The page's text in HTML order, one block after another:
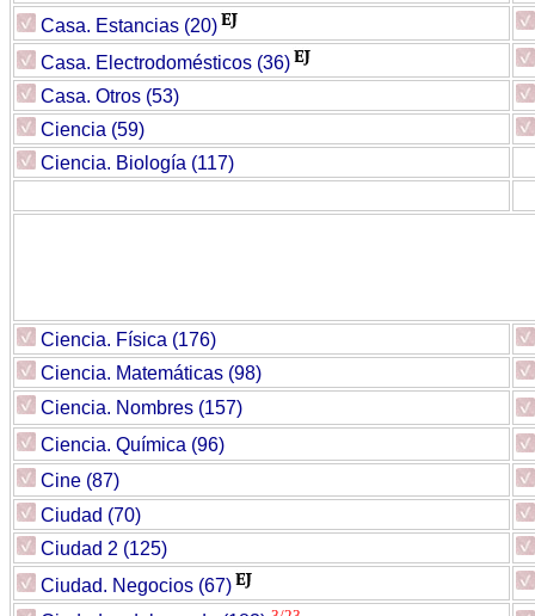
Casa. Estancias (20)
Casa. Electrodomésticos (36)
Casa. Otros (53)
Ciencia (59)
Ciencia. Biología (117)
Ciencia. Física (176)
Ciencia. Matemáticas (98)
Ciencia. Nombres (157)
Ciencia. Química (96)
Cine (87)
Ciudad (70)
Ciudad 2 (125)
Ciudad. Negocios (67)